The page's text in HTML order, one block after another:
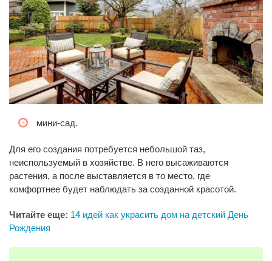
мини-сад.
Для его создания потребуется небольшой таз,
неиспользуемый в хозяйстве. В него высаживаются
растения, а после выставляется в то место, где
комфортнее будет наблюдать за созданной красотой.
Читайте еще: 14 идей как украсить дом на детский День
Рождения